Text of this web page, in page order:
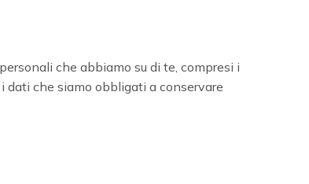
che abbiamo su di te, compresi i
dati che siamo obbligati a conservare